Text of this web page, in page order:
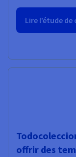
Lire l’étude de
offrir des